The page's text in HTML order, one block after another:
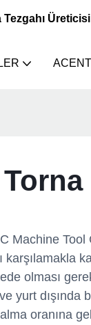
Machine
olması
yurt
oranına